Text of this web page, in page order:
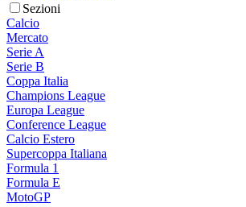
Sezioni
Calcio
Mercato
Serie A
Serie B
Coppa Italia
Champions League
Europa League
Conference League
Calcio Estero
Supercoppa Italiana
Formula 1
Formula E
MotoGP